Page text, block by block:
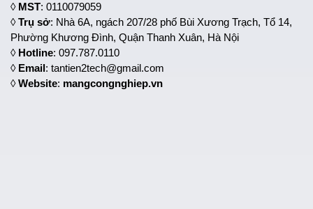
◊ MST: 0110079059
◊Trụ sở: Nhà 6A, ngách 207/28 phố Bùi Xương Trạch, Tổ 14,
Phường Khương Đình, Quận Thanh Xuân, Hà Nội
◊ Hotline: 097.787.0110
◊ Email: tantien2tech@gmail.com
◊Website: mangcongnghiep.vn